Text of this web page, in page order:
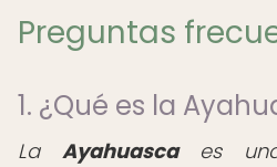
Preguntas
1. ¿Qué es la
La Ayahuascaes una